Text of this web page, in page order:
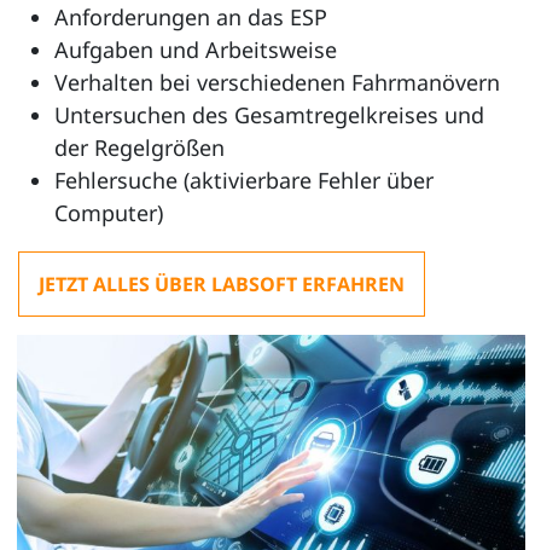
Anforderungen an das ESP
Aufgaben und Arbeitsweise
Verhalten bei verschiedenen Fahrmanövern
Untersuchen des Gesamtregelkreises und
der Regelgrößen
Fehlersuche (aktivierbare Fehler über
Computer)
JETZT ALLES ÜBER LABSOFT ERFAHREN